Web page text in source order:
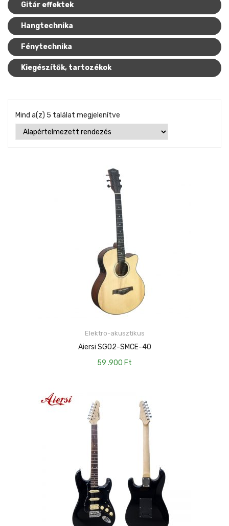
Gitár effektek
Hangtechnika
Fénytechnika
Kiegészítők, tartozékok
Mind a(z) 5 találat megjelenítve
Elektro-akusztikus
Aiersi SG02-SMCE-40
59 .900 Ft
KOSÁRBA TESZEM